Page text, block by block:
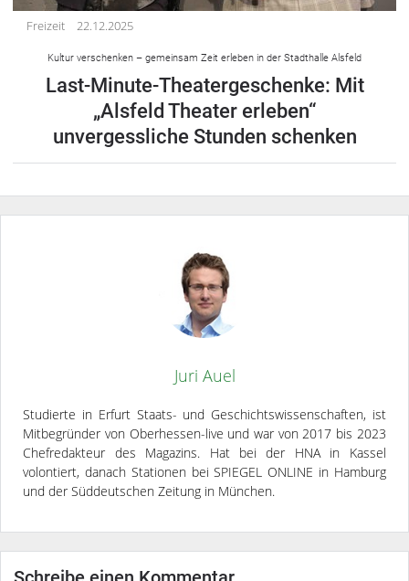
Freizeit 22.12.2025
Kultur verschenken – gemeinsam Zeit erleben in der Stadthalle Alsfeld
Last-Minute-Theatergeschenke: Mit
„Alsfeld Theater erleben“
unvergessliche Stunden schenken
Juri Auel
Studierte in Erfurt Staats- und Geschichtswissenschaften, ist
Mitbegründer von Oberhessen-live und war von 2017 bis 2023
Chefredakteur des Magazins. Hat bei der HNA in Kassel
volontiert, danach Stationen bei SPIEGEL ONLINE in Hamburg
und der Süddeutschen Zeitung in München.